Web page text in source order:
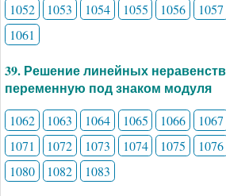
1052
1053 1054 1055 1056 1057
1061
39. Решение линейных
переменную под знаком модуля
1062 1063 1064 1065 1066 1067
1071
1072 1073 1074 1075 1076
1080
1082 1083